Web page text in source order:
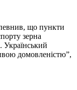
що пункти
зерна
Український
домовленістю”,